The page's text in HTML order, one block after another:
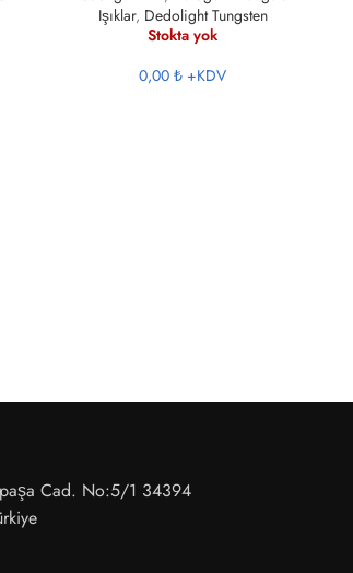
Işıklar, Dedolight Tungsten
Stokta yok
0,00 ₺ +KDV
Cad. No:5/1 34394